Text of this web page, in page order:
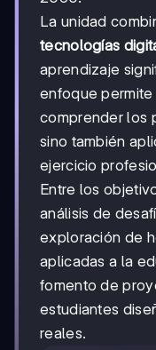
La unidad
tecnologías
aprendizaje
enfoque
comprender los
sino también
ejercicio
Entre los
análisis de
exploración de
aplicadas a la
fomento de
estudiantes
reales.